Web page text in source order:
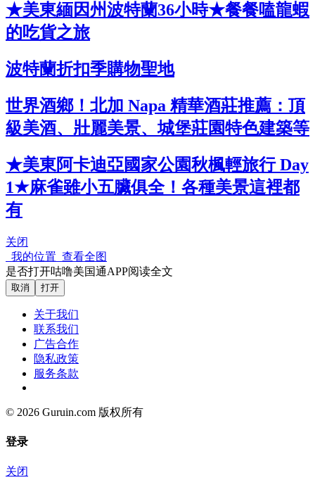
★美東緬因州波特蘭36小時★餐餐嗑龍蝦
的吃貨之旅
波特蘭折扣季購物聖地
世界酒鄉！北加 Napa 精華酒莊推薦：頂
級美酒、壯麗美景、城堡莊園特色建築等
★美東阿卡迪亞國家公園秋楓輕旅行 Day
1★麻雀雖小五臟俱全！各種美景這裡都
有
关闭
我的位置 查看全图
是否打开咕噜美国通APP阅读全文
取消 打开
关于我们
联系我们
广告合作
隐私政策
服务条款
© 2026 Guruin.com 版权所有
登录
关闭